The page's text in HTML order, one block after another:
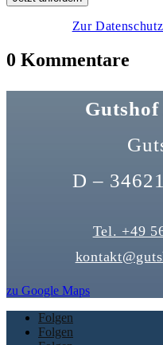
Zur
0 Kommentare
D –
Tel. +49
zu Google Maps
Folgen
Folgen